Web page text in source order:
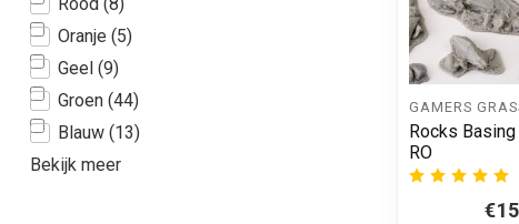
Oranje (5)
Geel (9)
Groen (44)
Blauw (13)
Bekijk meer
GAMERS
Rocks
RO